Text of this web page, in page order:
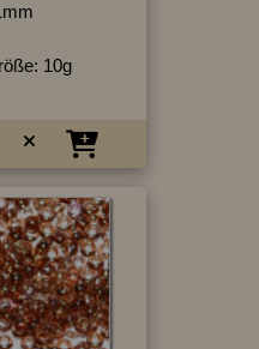
10g